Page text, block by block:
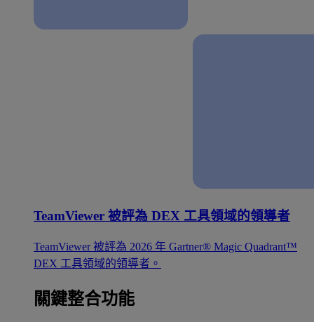
TeamViewer 被評為 DEX 工具領域的領導者
TeamViewer 被評為 2026 年 Gartner® Magic Quadrant™
DEX 工具領域的領導者。
關鍵整合功能